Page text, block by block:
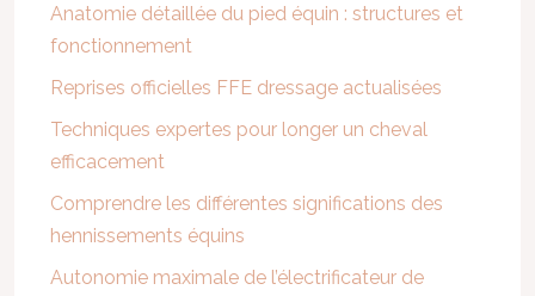
Anatomie détaillée du pied équin : structures et
fonctionnement
Reprises officielles FFE dressage actualisées
Techniques expertes pour longer un cheval
efficacement
Comprendre les différentes significations des
hennissements équins
Autonomie maximale de l’électrificateur de